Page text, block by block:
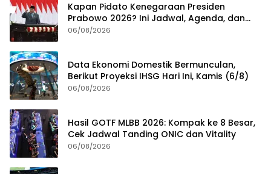
Kapan Pidato Kenegaraan Presiden
Prabowo 2026? Ini Jadwal, Agenda, dan
Rangkaian Kegiatannya
06/08/2026
Data Ekonomi Domestik Bermunculan,
Berikut Proyeksi IHSG Hari Ini, Kamis (6/8)
06/08/2026
Hasil GOTF MLBB 2026: Kompak ke 8 Besar,
Cek Jadwal Tanding ONIC dan Vitality
06/08/2026